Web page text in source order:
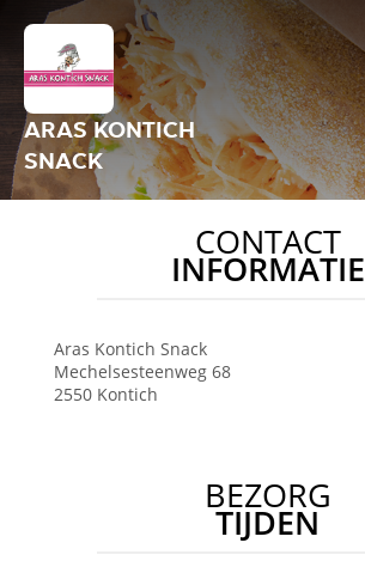
ARAS KONTICH
SNACK
CONTACT
INFORMATIE
Aras Kontich Snack
Mechelsesteenweg 68
2550 Kontich
BEZORG
TIJDEN